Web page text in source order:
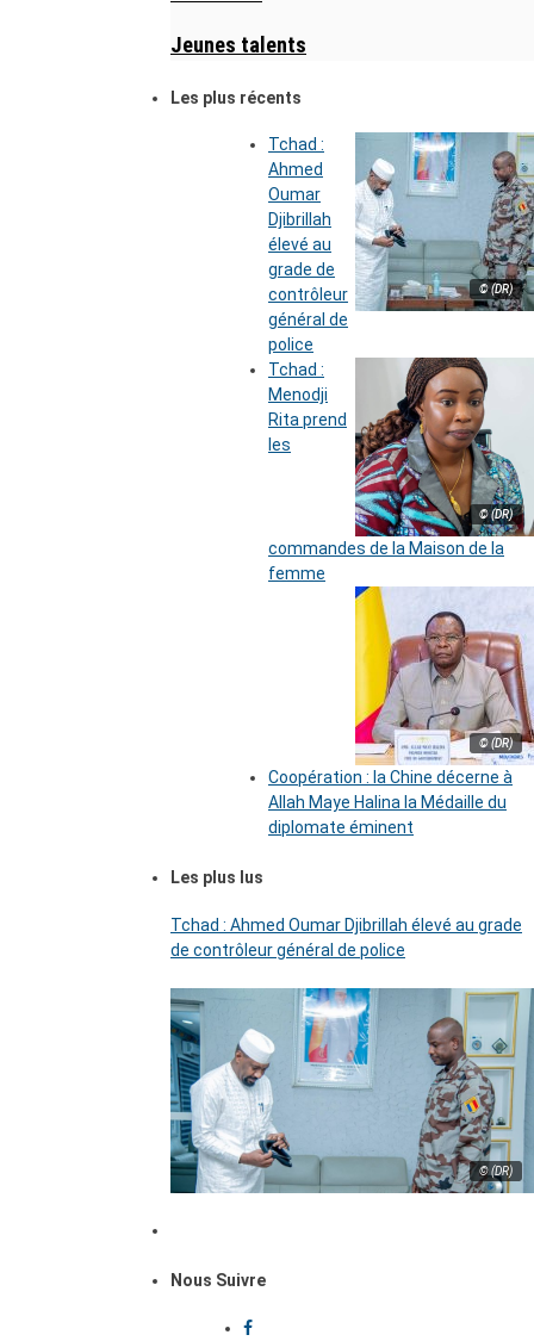
Jeunes talents
Les plus récents
© (DR)
Tchad :
Ahmed
Oumar
Djibrillah
élevé au
grade de
contrôleur
général de
police
© (DR)
Tchad :
Menodji
Rita prend
les
commandes de la Maison de la
femme
© (DR)
Coopération : la Chine décerne à
Allah Maye Halina la Médaille du
diplomate éminent
Les plus lus
Tchad : Ahmed Oumar Djibrillah élevé au grade
de contrôleur général de police
© (DR)
Nous Suivre